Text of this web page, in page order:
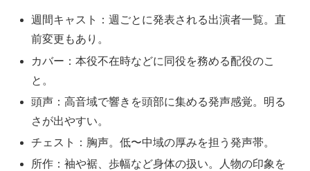
週間キャスト：週ごとに発表される出演者一覧。直
前変更もあり。
カバー：本役不在時などに同役を務める配役のこ
と。
頭声：高音域で響きを頭部に集める発声感覚。明る
さが出やすい。
チェスト：胸声。低〜中域の厚みを担う発声帯。
所作：袖や裾、歩幅など身体の扱い。人物の印象を